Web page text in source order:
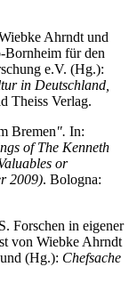
Ahrndt und
Bornheim für den
e.V. (Hg.):
in Deutschland,
Theiss Verlag.
Bremen". In:
of The Kenneth
or
2009). Bologna:
Forschen in eigener
von Wiebke Ahrndt
(Hg.): Chefsache